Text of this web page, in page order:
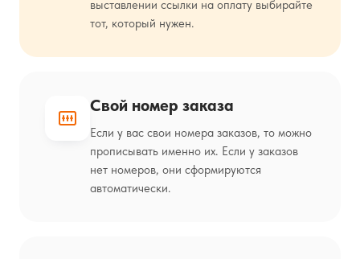
выставлении ссылки на оплату выбирайте
тот, который нужен.
Свой номер заказа
Если у вас свои номера заказов, то можно
прописывать именно их. Если у заказов
нет номеров, они сформируются
автоматически.